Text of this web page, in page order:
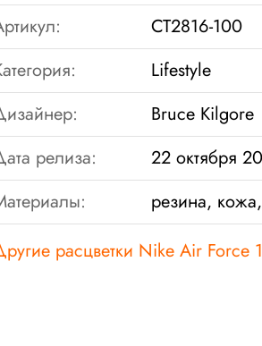
CT2816-100
Lifestylе
Bruce Kilgore
релиза:
22 октября
резина,
расцветки Nike Air Force